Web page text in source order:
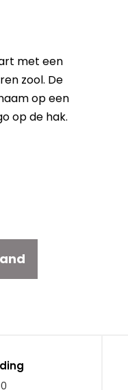
met een
zool. De
op een
op de hak.